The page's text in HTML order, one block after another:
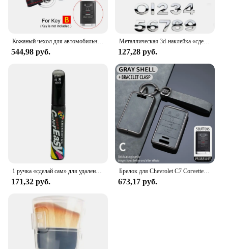
Кожаный чехол для автомобильных ключей для Cadillac Escalade SRX XTS ATSL SLS CTS STS ATS BLS, смарт-брелок для чехол брелока Дистанционного управления без ключа
544,98 руб.
Металлическая 3d-наклейка «сделай сам» с буквами и буквами алфавита, эмблемами, номерами, маркировкой, автомобильная наклейка, логотип заднего багажника, цифровой значок, аксессуары
127,28 руб.
1 ручка «сделай сам» для удаления царапин автомобиля для VW Golf 5 6 7 Jetta MK5 MK6 MK7 CC Tiguan Passat B6 b7 Scirocco
171,32 руб.
Брелок для Chevrolet C7 Corvette Cadillac DTS SLS SRX XLS STS Escalade CTS ATS 28T CTSV XTS Чехол для автомобильного дистанционного ключа из ТПУ
673,17 руб.